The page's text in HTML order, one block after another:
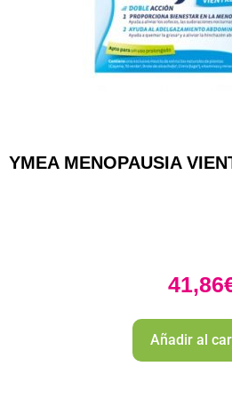
YMEA MENOPAUSIA
41,86
Añadir al